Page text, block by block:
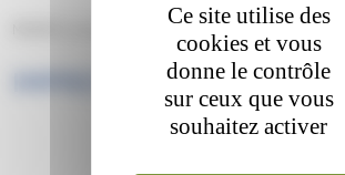
Les pathologies/Physiologie de l’hémostase
IMPRESSION
Ce site utilise des
cookies et vous
donne le contrôle
sur ceux que vous
souhaitez activer